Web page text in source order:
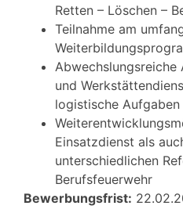
Retten – Löschen –
Teilnahme am
Abwechslungsreiche
und
logistische Aufgaben
Einsatzdienst als
unterschiedlichen
Berufsfeuerwehr
Bewerbungsfrist: